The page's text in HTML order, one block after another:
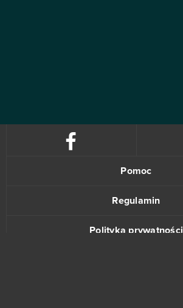
Pomoc
Regulamin
Polityka prywatności